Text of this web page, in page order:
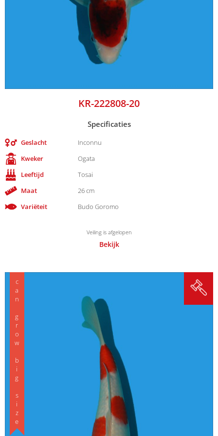
KR-222808-20
Specificaties
Geslacht
Inconnu
Kweker
Ogata
Leeftijd
Tosai
Maat
26 cm
Variëteit
Budo Goromo
Veiling is afgelopen
Bekijk
can grow big size